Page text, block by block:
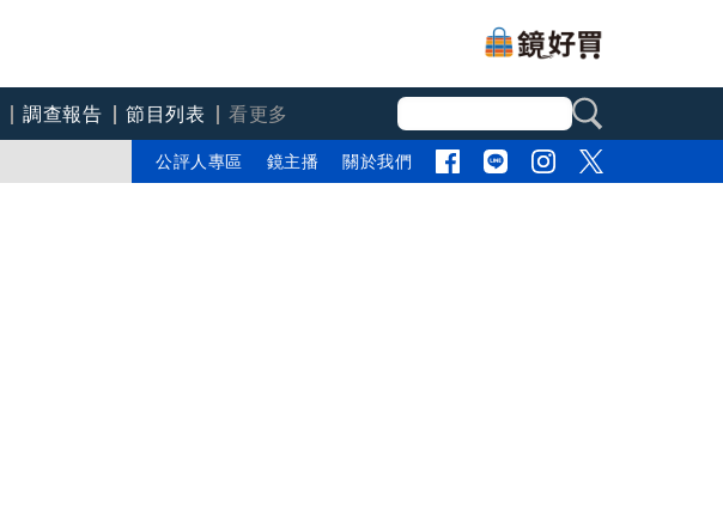
調查報告 節目列表
看更多
公評人專區 鏡主播 關於我們